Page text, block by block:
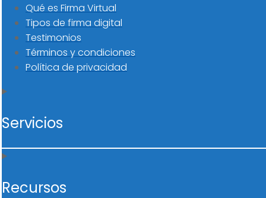
Qué es Firma Virtual
Tipos de firma digital
Testimonios
Términos y condiciones
Política de privacidad
Servicios
Recursos